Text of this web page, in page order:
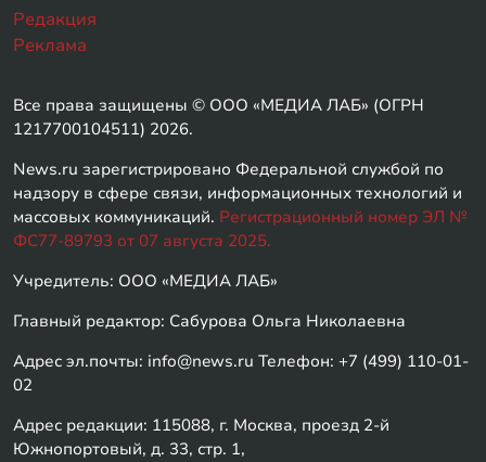
Редакция
Реклама
Все права защищены © ООО «МЕДИА ЛАБ» (ОГРН
1217700104511) 2026.
News.ru зарегистрировано Федеральной службой по
надзору в сфере связи, информационных технологий и
массовых коммуникаций. Регистрационный номер ЭЛ №
ФС77-89793 от 07 августа 2025.
Учредитель: ООО «МЕДИА ЛАБ»
Главный редактор: Сабурова Ольга Николаевна
Адрес эл.почты: info@news.ru Телефон: +7 (499) 110-01-
02
Адрес редакции: 115088, г. Москва, проезд 2-й
Южнопортовый, д. 33, стр. 1,